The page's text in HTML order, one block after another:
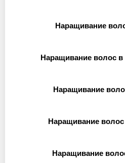
Наращивание
Наращивание волос
Наращивание
Наращивание
Наращивание